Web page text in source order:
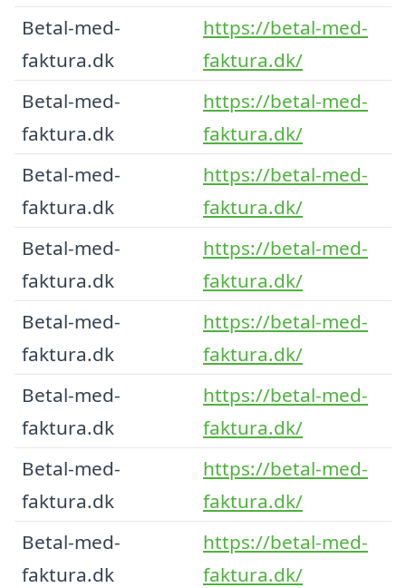
Betal-med-
faktura.dk
https://betal-med-
faktura.dk/
Betal-med-
faktura.dk
https://betal-med-
faktura.dk/
Betal-med-
faktura.dk
https://betal-med-
faktura.dk/
Betal-med-
faktura.dk
https://betal-med-
faktura.dk/
Betal-med-
faktura.dk
https://betal-med-
faktura.dk/
Betal-med-
faktura.dk
https://betal-med-
faktura.dk/
Betal-med-
faktura.dk
https://betal-med-
faktura.dk/
Betal-med-
faktura.dk
https://betal-med-
faktura.dk/